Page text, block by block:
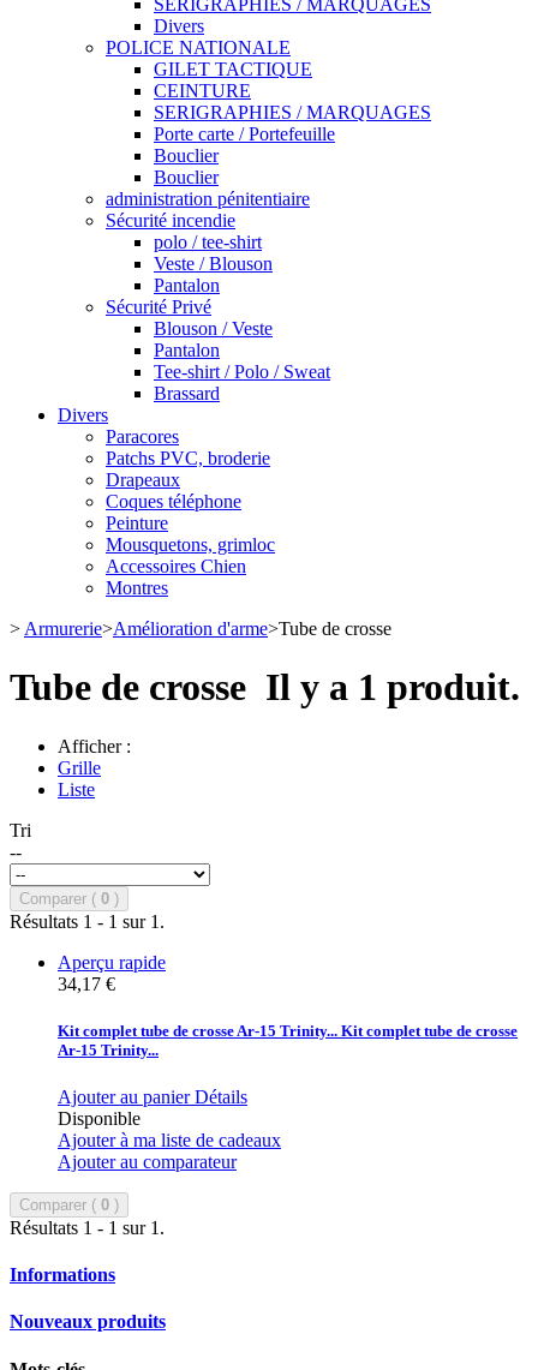
Divers
POLICE NATIONALE
GILET TACTIQUE
CEINTURE
SERIGRAPHIES / MARQUAGES
Porte carte / Portefeuille
Bouclier
Bouclier
administration pénitentiaire
Sécurité incendie
polo / tee-shirt
Veste / Blouson
Pantalon
Sécurité Privé
Blouson / Veste
Pantalon
Tee-shirt / Polo / Sweat
Brassard
Divers
Paracores
Patchs PVC, broderie
Drapeaux
Coques téléphone
Peinture
Mousquetons, grimloc
Accessoires Chien
Montres
> Armurerie>Amélioration d'arme>Tube de crosse
Tube de crosse Il y a 1 produit.
Afficher :
Grille
Liste
Tri
--
Comparer ( 0 )
Résultats 1 - 1 sur 1.
Aperçu rapide
34,17 €
Kit complet tube de crosse Ar-15 Trinity... Kit complet tube de crosse
Ar-15 Trinity...
Ajouter au panier Détails
Disponible
Ajouter à ma liste de cadeaux
Ajouter au comparateur
Comparer ( 0 )
Résultats 1 - 1 sur 1.
Informations
Nouveaux produits